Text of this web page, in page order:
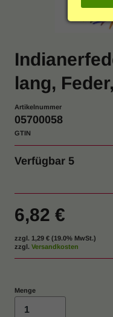
Hygiene /
% SALE
lang,
Artikelnummer
05700058
GTIN
Verfügbar 5
6,82 €
zzgl. 1,29 € (19.0% MwSt.)
zzgl. Versandkosten
Menge